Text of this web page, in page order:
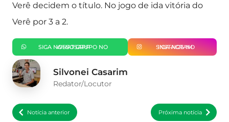
Verê decidem o título. No jogo de ida vitória do
Verê por 3 a 2.
SIGA NOSSO GRUPO NO WHATSAPP SIGA-NOS NO INSTAGRAM
Silvonei Casarim
Redator/Locutor
Notícia anterior Próxima notícia